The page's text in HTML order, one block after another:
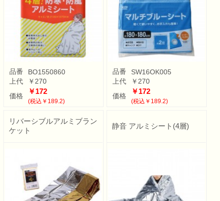
品番
BO1550860
上代
￥270
価格
￥172
(税込￥189.2)
品番
SW16OK005
上代
￥270
価格
￥172
(税込￥189.2)
リバーシブルアルミブラン
ケット
静音 アルミシート(4層)